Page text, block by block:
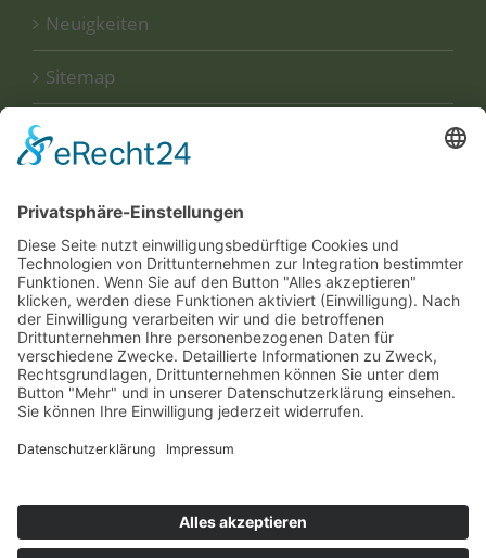
Neuigkeiten
Sitemap
Disclaimer
UNSERE ZERTIFIKATE